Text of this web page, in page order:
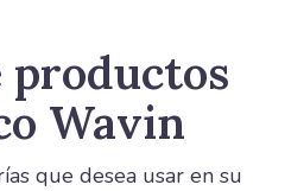
productos
Wavin
que desea usar en su